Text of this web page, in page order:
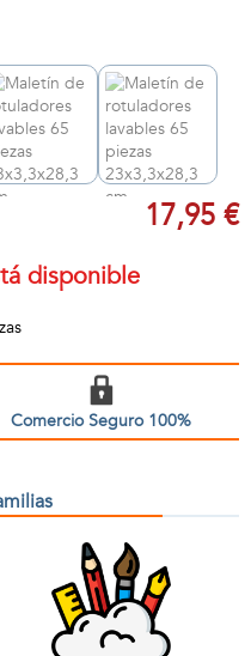
17,95 €
disponible
Comercio Seguro 100%